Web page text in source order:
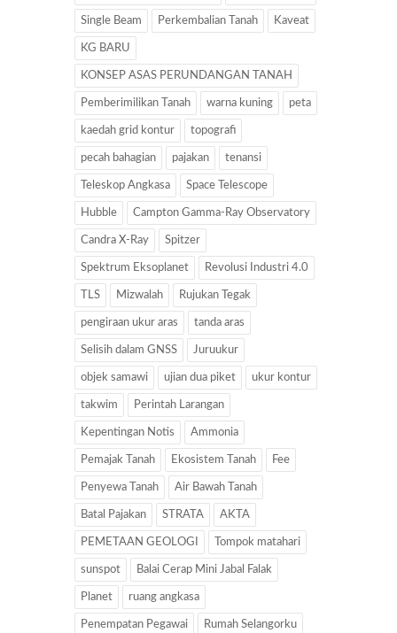
Single Beam Perkembalian Tanah Kaveat
KG BARU
KONSEP ASAS PERUNDANGAN TANAH
Pemberimilikan Tanah warna kuning peta
kaedah grid kontur topografi
pecah bahagian pajakan tenansi
Teleskop Angkasa Space Telescope
Hubble Campton Gamma-Ray Observatory
Candra X-Ray Spitzer
Spektrum Eksoplanet Revolusi Industri 4.0
TLS Mizwalah Rujukan Tegak
pengiraan ukur aras tanda aras
Selisih dalam GNSS Juruukur
objek samawi ujian dua piket ukur kontur
takwim Perintah Larangan
Kepentingan Notis Ammonia
Pemajak Tanah Ekosistem Tanah Fee
Penyewa Tanah Air Bawah Tanah
Batal Pajakan STRATA AKTA
PEMETAAN GEOLOGI Tompok matahari
sunspot Balai Cerap Mini Jabal Falak
Planet ruang angkasa
Penempatan Pegawai Rumah Selangorku